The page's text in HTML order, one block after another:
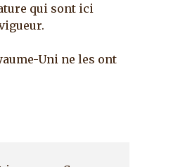
qui sont ici
Uni ne les ont